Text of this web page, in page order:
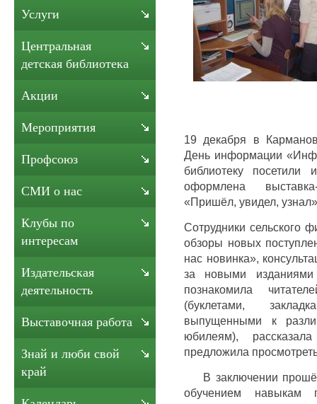
19 декабря в
День информации
библиотеку
оформлена
«Пришёл, увидел,
Сотрудники сельского
обзоры новых
нас новинка»,
за новыми
познакомила
(буклетами,
выпущенными к
юбилеям),
предложила
В заключении
обучением навыкам
Услуги
Центральная
детская библиотека
Акции
Мероприятия
Профсоюз
СМИ о нас
Клубы по
интересам
Издательская
деятельность
Выставочная работа
Знай и люби свой
край